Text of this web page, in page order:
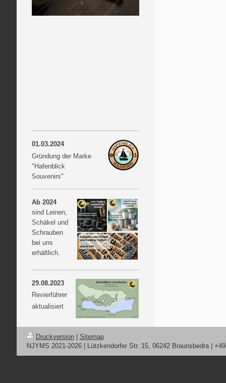
01.03.2024
Gründung der Marke
"Hafenblick
Souvenirs"
Ab 2024
sind Leinen,
Schäkel und
Schrauben
bei uns
erhältlich.
29.08.2023
Revierführer
aktualisiert
Druckversion | Sitemap
NJYMS 2021-2026 | Lützkendorfer Str. 15, 06242 Braunsbedra |